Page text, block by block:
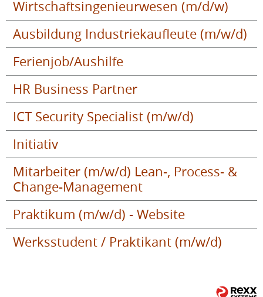
Wirtschaftsingenieurwesen (m/d/w)
Ausbildung Industriekaufleute (m/w/d)
Ferienjob/Aushilfe
HR Business Partner
ICT Security Specialist (m/w/d)
Initiativ
Mitarbeiter (m/w/d) Lean-, Process- &
Change-Management
Praktikum (m/w/d) - Website
Werksstudent / Praktikant (m/w/d)